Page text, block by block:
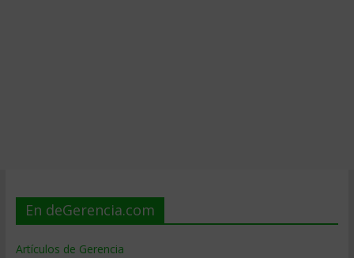
En deGerencia.com
Artículos de Gerencia